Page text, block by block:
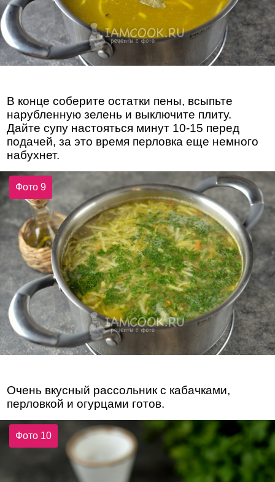
В конце соберите остатки пены, всыпьте
нарубленную зелень и выключите плиту.
Дайте супу настояться минут 10-15 перед
подачей, за это время перловка еще немного
набухнет.
Фото 9
Очень вкусный рассольник с кабачками,
перловкой и огурцами готов.
Фото 10